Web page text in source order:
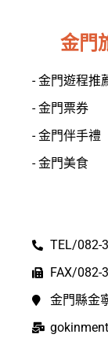
金門
- 金門遊程推
- 金門票券
- 金門伴手禮
- 金門美食
TEL/082-
FAX/082-
金門縣金